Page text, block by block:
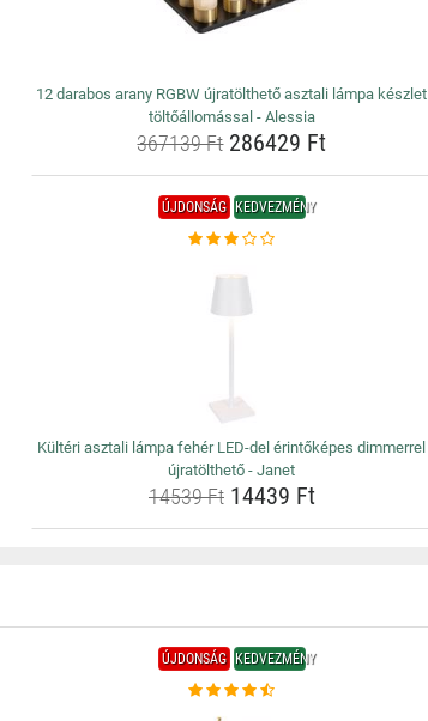
12 darabos arany RGBW újratölthető asztali lámpa készlet
töltőállomással - Alessia
367139 Ft286429 Ft
ÚJDONSÁG KEDVEZMÉNY
Kültéri asztali lámpa fehér LED-del érintőképes dimmerrel
újratölthető - Janet
14539 Ft14439 Ft
ÚJDONSÁG KEDVEZMÉNY